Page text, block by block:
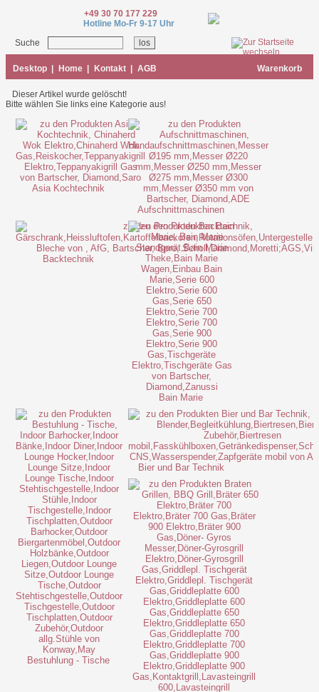
+49 30 70 177 229
Hotline Mo-Fr 9-17 Uhr
Suche
Desktop Home Kontakt AGB Warenkorb
Dieser Artikel wurde gelöscht!
Bitte wählen Sie links eine Kategorie aus!
Asia Kochtechnik
Aufschnittmaschinen
Backtechnik
Bain Marie
Bestuhlung - Tische
Bier und Bar Technik